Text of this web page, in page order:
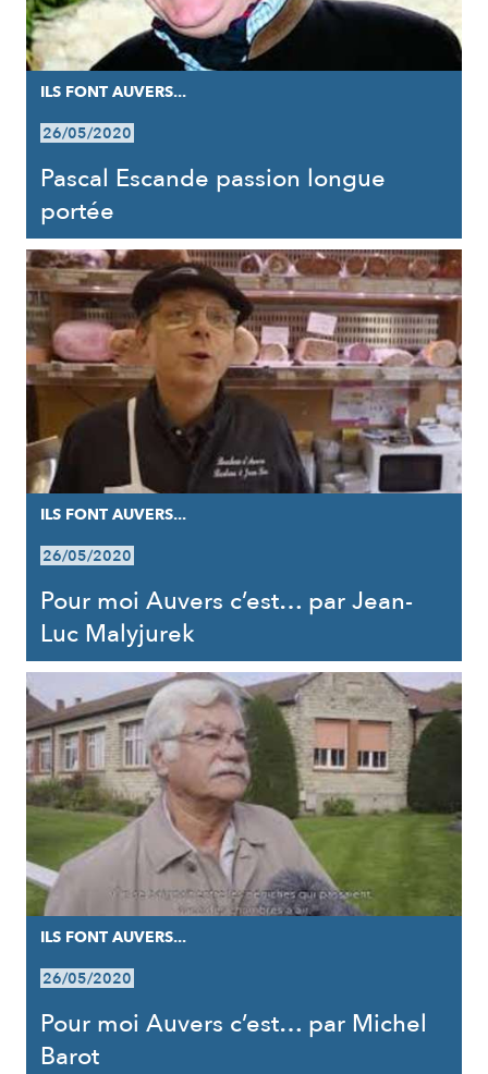
ILS FONT AUVERS...
26/05/2020
Pascal Escande passion longue
portée
ILS FONT AUVERS...
26/05/2020
Pour moi Auvers c’est… par Jean-
Luc Malyjurek
ILS FONT AUVERS...
26/05/2020
Pour moi Auvers c’est… par Michel
Barot